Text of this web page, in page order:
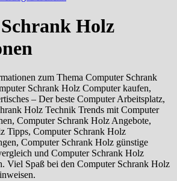
Holz
zum Thema Computer Schrank
Schrank Holz Computer kaufen,
– Der beste Computer Arbeitsplatz,
Holz Technik Trends mit Computer
Computer Schrank Holz Angebote,
Tipps, Computer Schrank Holz
Computer Schrank Holz günstige
und Computer Schrank Holz
Viel Spaß bei den Computer Schrank Holz